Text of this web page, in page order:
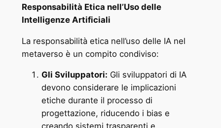
Responsabilità Etica nell’Uso delle
Intelligenze Artificiali
La responsabilità etica nell’uso delle IA nel
metaverso è un compito condiviso:
Gli Sviluppatori: Gli sviluppatori di IA
devono considerare le implicazioni
etiche durante il processo di
progettazione, riducendo i bias e